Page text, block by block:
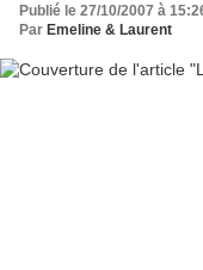
Publié le 27/10/2007 à
Par Emeline & Laurent